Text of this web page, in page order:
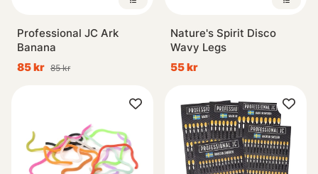
Professional JC Ark
Banana
85 kr 85 kr
Nature's Spirit Disco
Wavy Legs
55 kr